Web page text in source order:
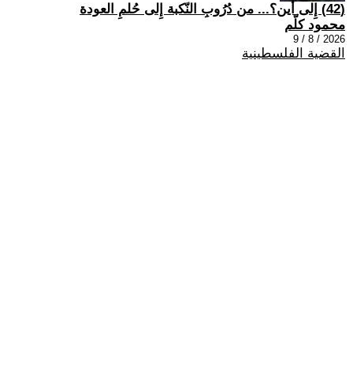
(42) إِلى أين؟... من دُرُوبِ النّكبة إِلى حُلمِ العودة
محمود كلّم
2026 / 8 / 9
القضية الفلسطينية